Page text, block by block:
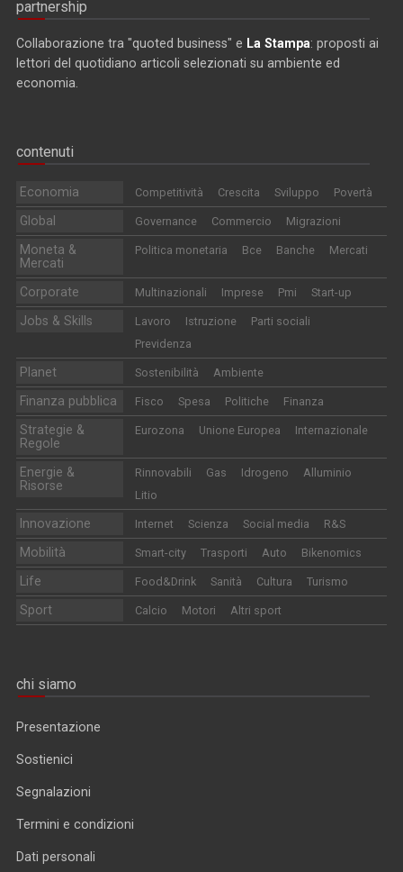
partnership
Collaborazione tra "quoted business" e La Stampa: proposti ai
lettori del quotidiano articoli selezionati su ambiente ed
economia.
contenuti
Economia Competitività Crescita Sviluppo Povertà
Global Governance Commercio Migrazioni
Moneta &
Mercati
Politica monetaria Bce Banche Mercati
Corporate Multinazionali Imprese Pmi Start-up
Jobs & Skills Lavoro Istruzione
Parti sociali
Previdenza
Planet Sostenibilità Ambiente
Finanza pubblica Fisco Spesa Politiche Finanza
Strategie &
Regole
Eurozona Unione Europea Internazionale
Energie &
Risorse
Rinnovabili Gas Idrogeno
Alluminio
Litio
Innovazione Internet Scienza Social media R&S
Mobilità Smart-city Trasporti Auto Bikenomics
Life Food&Drink Sanità Cultura Turismo
Sport Calcio Motori Altri sport
chi siamo
Presentazione
Sostienici
Segnalazioni
Termini e condizioni
Dati personali